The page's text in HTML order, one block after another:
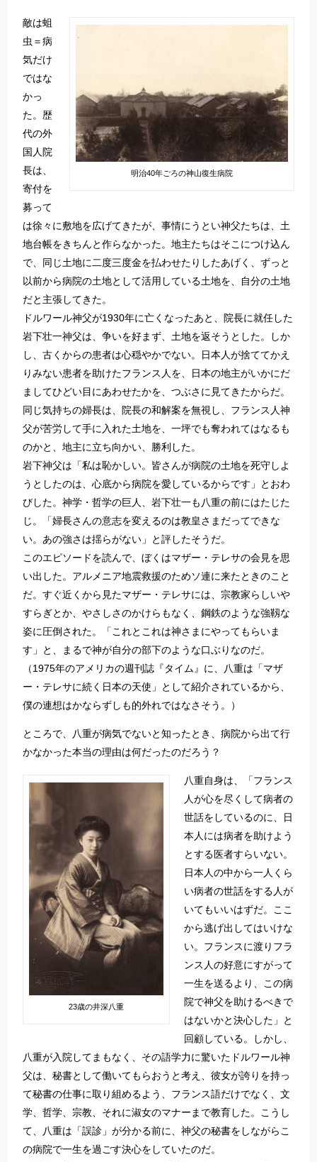
明治40年ごろの神山復生病院
敵は蛆
虫＝病
気だけ
ではな
かっ
た。歴
代の外
国人院
長は、
寄付を
募って
は徐々に敷地を広げてきたが、事情にうとい神父たちは、土
地台帳をきちんと作らなかった。地主たちはそこにつけ込ん
で、同じ土地に二度三度金を払わせたりしたあげく、ずっと
以前から病院の土地として活用している土地を、自分の土地
だと主張してきた。
ドルワール神父が1930年に亡くなったあと、院長に就任した
岩下壮一神父は、争いを好まず、土地を返そうとした。しか
し、古くからの患者は心穏やかでない。日本人が捨ててかえ
りみない患者を助けたフランス人を、日本の地主がいかにだ
ましてひどい目にあわせたかを、つぶさに見てきたからだ。
同じ気持ちの婦長は、院長の和解案を無視し、フランス人神
父が苦労して手に入れた土地を、一坪でも奪われてはなるも
のかと、地主に立ち向かい、勝利した。
岩下神父は「私は恥かしい。皆さんが病院の土地を死守しよ
うとしたのは、心底から病院を愛しているからです」とおわ
びした。神学・哲学の巨人、岩下壮一も八重の前にはたじた
じ。「婦長さんの意志を変えるのは教皇さまだってできな
い。あの強さは揺らがない」と評したそうだ。
このエピソードを読んで、ぼくはマザー・テレサの会見を思
い出した。アルメニア地震救援のためソ連に来たときのこと
だ。すぐ近くから見たマザー・テレサには、宗教家らしいや
すらぎとか、やさしさのかけらもなく、鋼鉄のような強靱な
姿に圧倒された。「これとこれは神さまにやってもらいま
す」と、まるで神が自分の部下のような口ぶりなのだ。
（1975年のアメリカの週刊誌『タイム』に、八重は「マザ
ー・テレサに続く日本の天使」として紹介されているから、
僕の連想はかならずしも的外れではなさそう。）
ところで、八重が病気でないと知ったとき、病院から出て行
かなかった本当の理由は何だったのだろう？
23歳の井深八重
八重自身は、「フランス
人が心を尽くして病者の
世話をしているのに、日
本人には病者を助けよう
とする医者すらいない。
日本人の中から一人くら
い病者の世話をする人が
いてもいいはずだ。ここ
から逃げ出してはいけな
い。フランスに渡りフラ
ンス人の好意にすがって
一生を送るより、この病
院で神父を助けるべきで
はないかと決心した」と
回顧している。しかし、
八重が入院してまもなく、その語学力に驚いたドルワール神
父は、秘書として働いてもらおうと考え、彼女が誇りを持っ
て秘書の仕事に取り組めるよう、フランス語だけでなく、文
学、哲学、宗教、それに淑女のマナーまで教育した。こうし
て、八重は「誤診」が分かる前に、神父の秘書をしながらこ
の病院で一生を過ごす決心をしていたのだ。